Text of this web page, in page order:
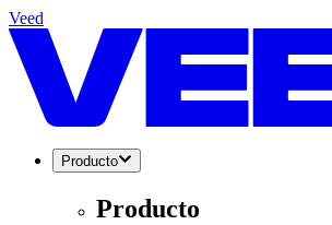
Veed
Producto
Producto